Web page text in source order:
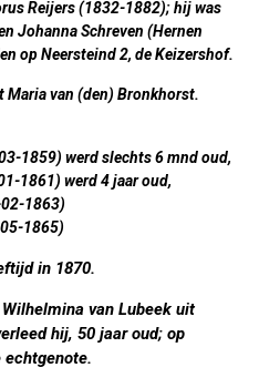
Reijers(1832-1882); hij was
Johanna Schreven (Hernen
op Neersteind 2, de Keizershof.
Maria van (den) Bronkhorst.
1859) werd slechts 6 mnd oud,
1861) werd 4 jaar oud,
1863)
1865)
in 1870.
van Lubeek uit
hij, 50 jaar oud; op
echtgenote.